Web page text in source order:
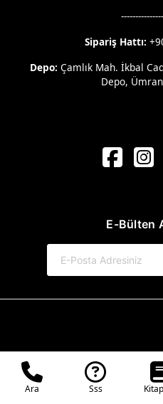
Sipariş Hattı:
Depo: Çamlık Mah. İkbal
Depo,
E-Bülten
Ara Sss